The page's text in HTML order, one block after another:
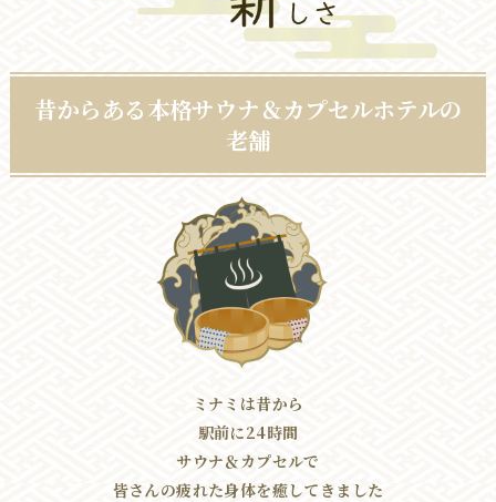
昔からある本格サウナ＆カプセルホテルの
老舗
ミナミは昔から
駅前に24時間
サウナ＆カプセルで
皆さんの疲れた身体を癒してきました